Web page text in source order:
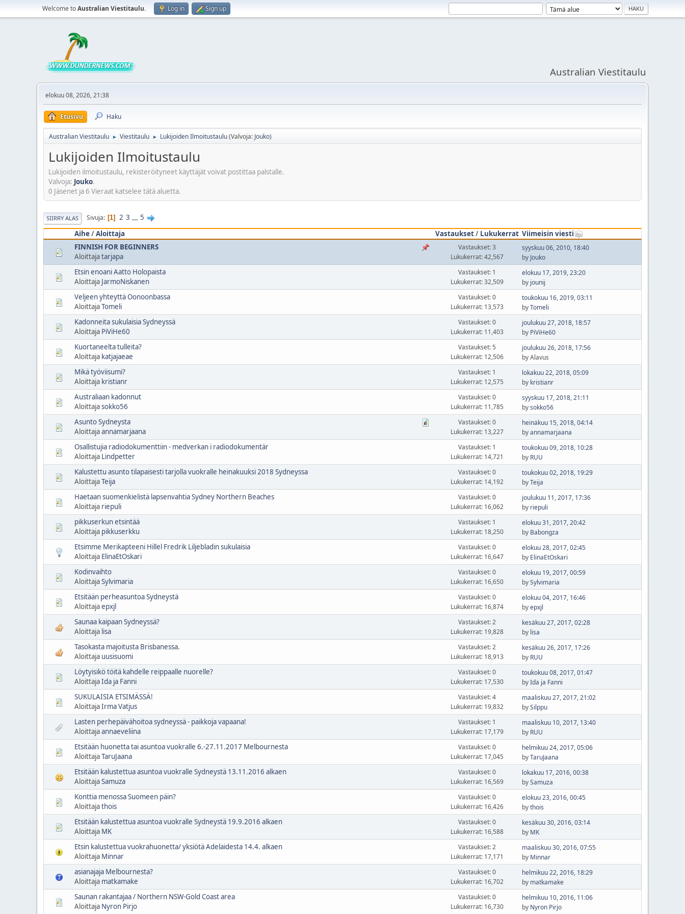
Welcome toAustralian Viestitaulu. Log in Sign up
Australian Viestitaulu
elokuu 08, 2026, 21:38
Etusivu Haku
Australian Viestitaulu ► Viestitaulu ► Lukijoiden Ilmoitustaulu(Valvoja: Jouko)
Lukijoiden Ilmoitustaulu
Lukijoiden ilmoitustaulu, rekisteröityneet käyttäjät voivat postittaa palstalle.
Valvoja: Jouko.
0 Jäsenet ja 6 Vieraat katselee tätä aluetta.
SIIRRY ALAS Sivuja 1 2 3 ... 5
Aihe/Aloittaja Vastaukset/ Lukukerrat Viimeisin viesti
FINNISH FOR BEGINNERS
Aloittajatarjapa
Vastaukset: 3
Lukukerrat: 42,567
syyskuu 06, 2010, 18:40
by Jouko
Etsin enoani Aatto Holopaista
Aloittaja JarmoNiskanen
Vastaukset: 1
Lukukerrat: 32,509
elokuu 17, 2019, 23:20
by jounij
Veljeen yhteyttä Oonoonbassa
AloittajaTomeli
Vastaukset: 0
Lukukerrat: 13,573
toukokuu 16, 2019, 03:11
byTomeli
Kadonneita sukulaisia Sydneyssä
Aloittaja PiViHe60
Vastaukset: 0
Lukukerrat: 11,403
joulukuu 27, 2018, 18:57
by PiViHe60
Kuortaneelta tulleita?
Aloittaja katjajaeae
Vastaukset: 5
Lukukerrat: 12,506
joulukuu 26, 2018, 17:56
by Alavus
Mikä työviisumi?
Aloittaja kristianr
Vastaukset: 1
Lukukerrat: 12,575
lokakuu 22, 2018, 05:09
by kristianr
Australiaan kadonnut
Aloittajasokko56
Vastaukset: 0
Lukukerrat: 11,785
syyskuu 17, 2018, 21:11
bysokko56
Asunto Sydneysta
Aloittajaannamarjaana
Vastaukset: 0
Lukukerrat: 13,227
heinäkuu 15, 2018, 04:14
byannamarjaana
Osallistujia radiodokumenttiin - medverkan i radiodokumentär
Aloittaja Lindpetter
Vastaukset: 1
Lukukerrat: 14,721
toukokuu 09, 2018, 10:28
by RUU
Kalustettu asunto tilapaisesti tarjolla vuokralle heinakuuksi 2018 Sydneyssa
AloittajaTeija
Vastaukset: 0
Lukukerrat: 14,192
toukokuu 02, 2018, 19:29
byTeija
Haetaan suomenkielistä lapsenvahtia Sydney Northern Beaches
Aloittaja riepuli
Vastaukset: 0
Lukukerrat: 16,062
joulukuu 11, 2017, 17:36
by riepuli
pikkuserkun etsintää
Aloittaja pikkuserkku
Vastaukset: 1
Lukukerrat: 18,250
elokuu 31, 2017, 20:42
by Babongza
Etsimme Merikapteeni Hillel Fredrik Liljebladin sukulaisia
Aloittaja ElinaEtOskari
Vastaukset: 0
Lukukerrat: 16,647
elokuu 28, 2017, 02:45
by ElinaEtOskari
Kodinvaihto
AloittajaSylvimaria
Vastaukset: 0
Lukukerrat: 16,650
elokuu 19, 2017, 00:59
bySylvimaria
Etsitään perheasuntoa Sydneystä
Aloittajaepxjl
Vastaukset: 0
Lukukerrat: 16,874
elokuu 04, 2017, 16:46
byepxjl
Saunaa kaipaan Sydneyssä?
Aloittaja lisa
Vastaukset: 2
Lukukerrat: 19,828
kesäkuu 27, 2017, 02:28
by lisa
Tasokasta majoitusta Brisbanessa.
Aloittaja uusisuomi
Vastaukset: 2
Lukukerrat: 18,913
kesäkuu 26, 2017, 17:26
by RUU
Löytyisikö töitä kahdelle reippaalle nuorelle?
AloittajaIda ja Fanni
Vastaukset: 0
Lukukerrat: 17,530
toukokuu 08, 2017, 01:47
byIda ja Fanni
SUKULAISIA ETSIMÄSSÄ!
AloittajaIrma Vatjus
Vastaukset: 4
Lukukerrat: 19,832
maaliskuu 27, 2017, 21:02
bySilppu
Lasten perhepäivähoitoa sydneyssä - paikkoja vapaana!
Aloittajaannaeveliina
Vastaukset: 1
Lukukerrat: 17,179
maaliskuu 10, 2017, 13:40
by RUU
Etsitään huonetta tai asuntoa vuokralle 6.-27.11.2017 Melbournesta
AloittajaTaruJaana
Vastaukset: 0
Lukukerrat: 17,045
helmikuu 24, 2017, 05:06
byTaruJaana
Etsitään kalustettua asuntoa vuokralle Sydneystä 13.11.2016 alkaen
AloittajaSamuza
Vastaukset: 0
Lukukerrat: 16,569
lokakuu 17, 2016, 00:38
bySamuza
Konttia menossa Suomeen päin?
Aloittajathois
Vastaukset: 0
Lukukerrat: 16,426
elokuu 23, 2016, 00:45
bythois
Etsitään kalustettua asuntoa vuokralle Sydneystä 19.9.2016 alkaen
Aloittaja MK
Vastaukset: 0
Lukukerrat: 16,588
kesäkuu 30, 2016, 03:14
by MK
Etsin kalustettua vuokrahuonetta/ yksiötä Adelaidesta 14.4. alkaen
Aloittaja Minnar
Vastaukset: 2
Lukukerrat: 17,171
maaliskuu 30, 2016, 07:55
by Minnar
asianajaja Melbournesta?
Aloittaja matkamake
Vastaukset: 0
Lukukerrat: 16,702
helmikuu 22, 2016, 18:29
by matkamake
Saunan rakantajaa / Northern NSW-Gold Coast area
Aloittaja Nyron Pirjo
Vastaukset: 0
Lukukerrat: 16,730
helmikuu 10, 2016, 11:06
by Nyron Pirjo